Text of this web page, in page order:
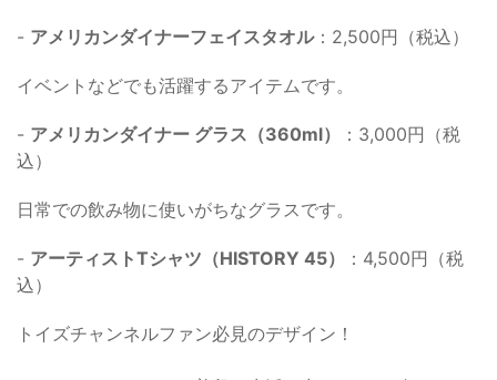
- アメリカンダイナーフェイスタオル：2,500円（税込）
イベントなどでも活躍するアイテムです。
- アメリカンダイナー グラス（360ml）
：3,000円（税
込）
日常での飲み物に使いがちなグラスです。
- アーティストTシャツ（HISTORY 45）
：4,500円（税
込）
トイズチャンネルファン必見のデザイン！